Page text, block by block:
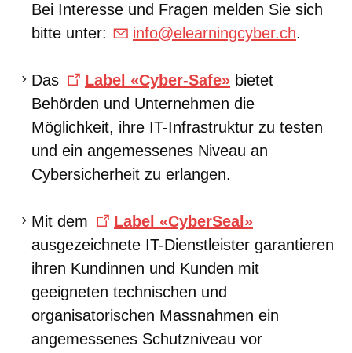
Bei Interesse und Fragen melden Sie sich
bitte unter:
info@elearningcyber.ch.
Das Label «Cyber-Safe» bietet
Behörden und Unternehmen die
Möglichkeit, ihre IT-Infrastruktur zu testen
und ein angemessenes Niveau an
Cybersicherheit zu erlangen.
Mit dem
Label «CyberSeal»
ausgezeichnete IT-Dienstleister garantieren
ihren Kundinnen und Kunden mit
geeigneten technischen und
organisatorischen Massnahmen ein
angemessenes Schutzniveau vor